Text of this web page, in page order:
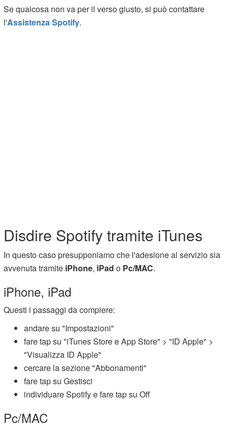
Se qualcosa non va per il verso giusto, si può contattare
l'Assistenza Spotify.
Disdire Spotify tramite iTunes
In questo caso presupponiamo che l'adesione al servizio sia
avvenuta tramite iPhone, iPad o Pc/MAC.
iPhone, iPad
Questi i passaggi da compiere:
andare su "Impostazioni"
fare tap su "iTunes Store e App Store" > "ID Apple" >
"Visualizza ID Apple"
cercare la sezione "Abbonamenti"
fare tap su Gestisci
individuare Spotify e fare tap su Off
Pc/MAC